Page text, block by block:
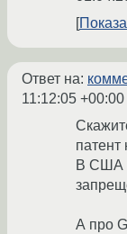
Ответ на:
11:12:05 +00:00
патент
В США
А про